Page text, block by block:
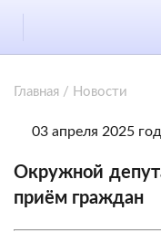
Главная / Новости
03 апреля 2025
Окружной
приём граждан